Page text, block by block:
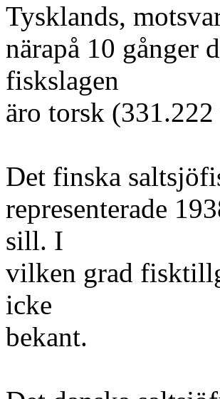
Tysklands,
närapå 10 gånger
fiskslagen
äro torsk
Det finska
representerade
sill. I
vilken grad
icke
bekant.